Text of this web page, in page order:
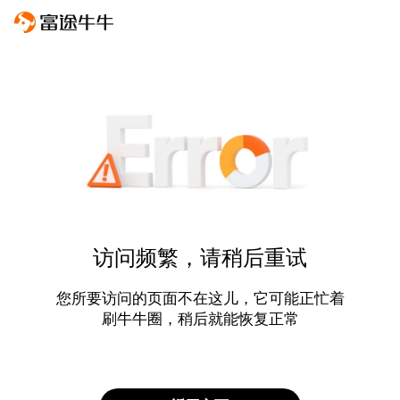
访问频繁，请稍后重试
您所要访问的页面不在这儿，它可能正忙着
刷牛牛圈，稍后就能恢复正常